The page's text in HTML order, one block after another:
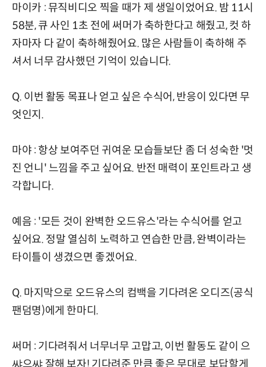
마이카 : 뮤직비디오 찍을 때가 제 생일이었어요. 밤 11시
58분, 큐 사인 1초 전에 써머가 축하한다고 해줬고, 컷 하
자마자 다 같이 축하해줬어요. 많은 사람들이 축하해 주
셔서 너무 감사했던 기억이 있습니다.
Q. 이번 활동 목표나 얻고 싶은 수식어, 반응이 있다면 무
엇인지.
마야 : 항상 보여주던 귀여운 모습들보단 좀 더 성숙한 '멋
진 언니' 느낌을 주고 싶어요. 반전 매력이 포인트라고 생
각합니다.
예음 : '모든 것이 완벽한 오드유스'라는 수식어를 얻고
싶어요. 정말 열심히 노력하고 연습한 만큼, 완벽이라는
타이틀이 생겼으면 좋겠어요.
Q. 마지막으로 오드유스의 컴백을 기다려온 오디즈(공식
팬덤명)에게 한마디.
써머 : 기다려줘서 너무너무 고맙고, 이번 활동도 같이 으
쌰으쌰 잘해 보자! 기다려준 만큼 좋은 무대로 보답할게